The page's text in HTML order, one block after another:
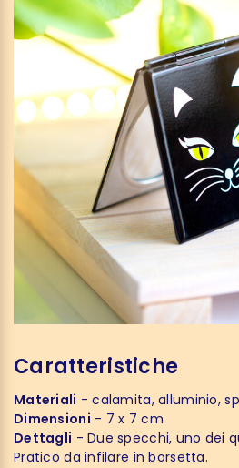
Caratteristiche
Materiali - calamita, alluminio,
Dimensioni - 7 x 7 cm
Dettagli - Due specchi, uno dei
Pratico da infilare in borsetta.